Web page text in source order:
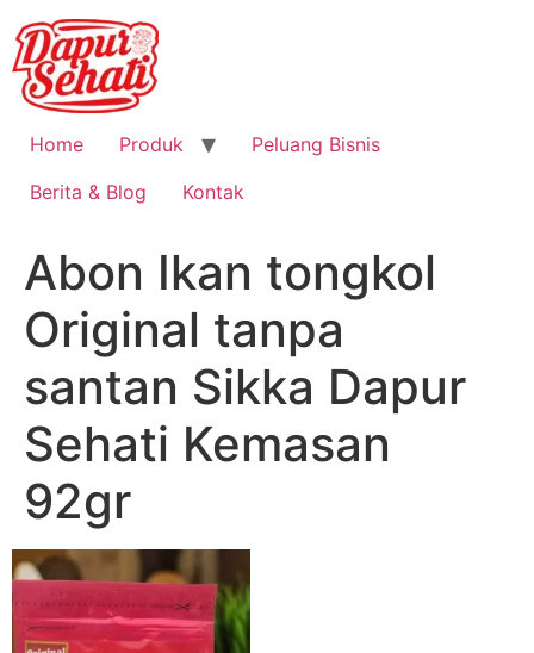
Home Produk
Peluang Bisnis
Berita & Blog
Kontak
Abon Ikan tongkol
Original tanpa
santan Sikka Dapur
Sehati Kemasan
92gr